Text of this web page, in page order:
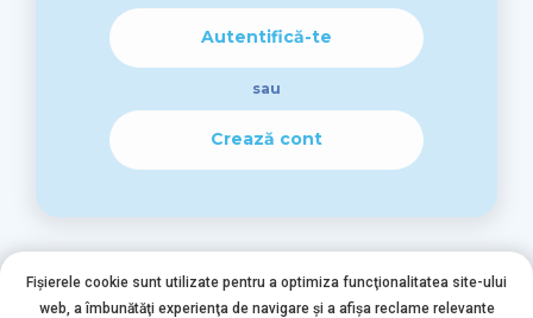
Autentifică-te
sau
Crează cont
Fișierele cookie sunt utilizate pentru a optimiza funcţionalitatea site-ului
web, a îmbunătăţi experienţa de navigare şi a afişa reclame relevante